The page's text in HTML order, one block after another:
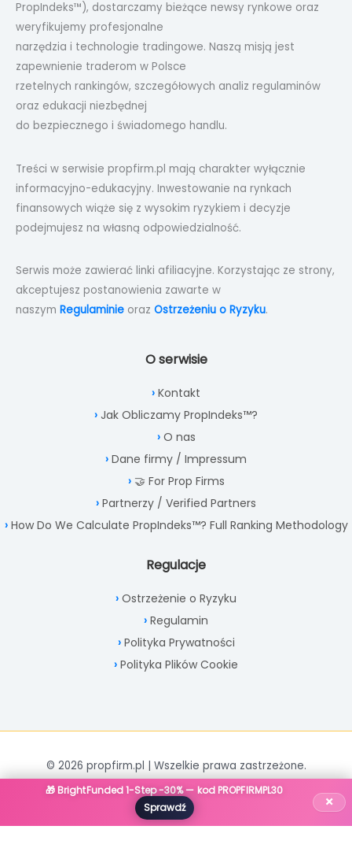
PropIndeks™), dostarczamy bieżące newsy rynkowe oraz
weryfikujemy profesjonalne
narzędzia i technologie tradingowe. Naszą misją jest
zapewnienie traderom w Polsce
rzetelnych rankingów, szczegółowych analiz regulaminów
oraz edukacji niezbędnej
do bezpiecznego i świadomego handlu.
Treści w serwisie propfirm.pl mają charakter wyłącznie
informacyjno-edukacyjny. Inwestowanie na rynkach
finansowych wiąże się z wysokim ryzykiem i decyzje
podejmujesz na własną odpowiedzialność.
Serwis może zawierać linki afiliacyjne. Korzystając ze strony,
akceptujesz postanowienia zawarte w
naszym Regulaminie oraz Ostrzeżeniu o Ryzyku.
O serwisie
Kontakt
Jak Obliczamy PropIndeks™?
O nas
Dane firmy / Impressum
🤝 For Prop Firms
Partnerzy / Verified Partners
How Do We Calculate PropIndeks™? Full Ranking Methodology
Regulacje
Ostrzeżenie o Ryzyku
Regulamin
Polityka Prywatności
Polityka Plików Cookie
© 2026 propfirm.pl | Wszelkie prawa zastrzeżone.
🎁 BrightFunded 1-Step -30% — kod PROPFIRMPL30
Sprawdź
×